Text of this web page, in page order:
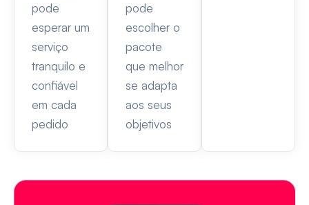
pode
esperar um
serviço
tranquilo e
confiável
em cada
pedido
pode
escolher o
pacote
que melhor
se adapta
aos seus
objetivos